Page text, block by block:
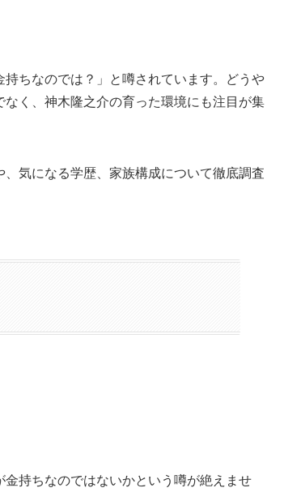
ちなのでは？」と噂されています。どうや
く、神木隆之介の育った環境にも注目が集
気になる学歴、家族構成について徹底調査
持ちなのではないかという噂が絶えませ